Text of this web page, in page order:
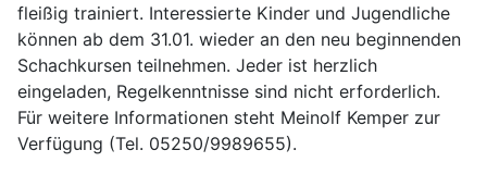
fleißig trainiert. Interessierte Kinder und Jugendliche
können ab dem 31.01. wieder an den neu beginnenden
Schachkursen teilnehmen. Jeder ist herzlich
eingeladen, Regelkenntnisse sind nicht erforderlich.
Für weitere Informationen steht Meinolf Kemper zur
Verfügung (Tel. 05250/9989655).